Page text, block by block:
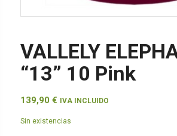
VALLELY
“13” 10 Pink
139,90 € IVA INCLUIDO
Sin existencias